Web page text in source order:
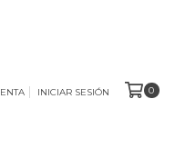
INICIAR SESIÓN 0